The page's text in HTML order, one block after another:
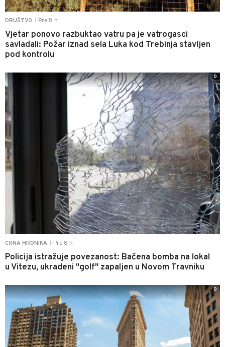
DRUŠTVO Pre 8 h
Vjetar ponovo razbuktao vatru pa je vatrogasci
savladali: Požar iznad sela Luka kod Trebinja stavljen
pod kontrolu
CRNA HRONIKA Pre 8 h
Policija istražuje povezanost: Bačena bomba na lokal
u Vitezu, ukradeni "golf" zapaljen u Novom Travniku
0
0